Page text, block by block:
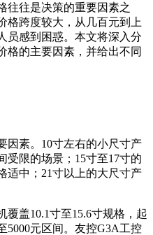
往往是决策的重要因素之
格跨度较大，从几百元到上
员感到困惑。本文将深入分
格的主要因素，并给出不同
因素。10寸左右的小尺寸产
受限的场景；15寸至17寸的
适中；21寸以上的大尺寸产
覆盖10.1寸至15.6寸规格，起
5000元区间。友控G3A工控